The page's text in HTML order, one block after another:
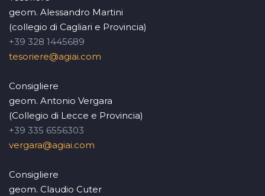
geom. Alessandro Martini
(collegio di Cagliari e Provincia)
+39 328 1445689
tesoriere@agiai.com
Consigliere
geom. Antonio Vergara
(Collegio di Lecce e Provincia)
+39 335 6556303
vergara@agiai.com
Consigliere
geom. Claudio Cuter